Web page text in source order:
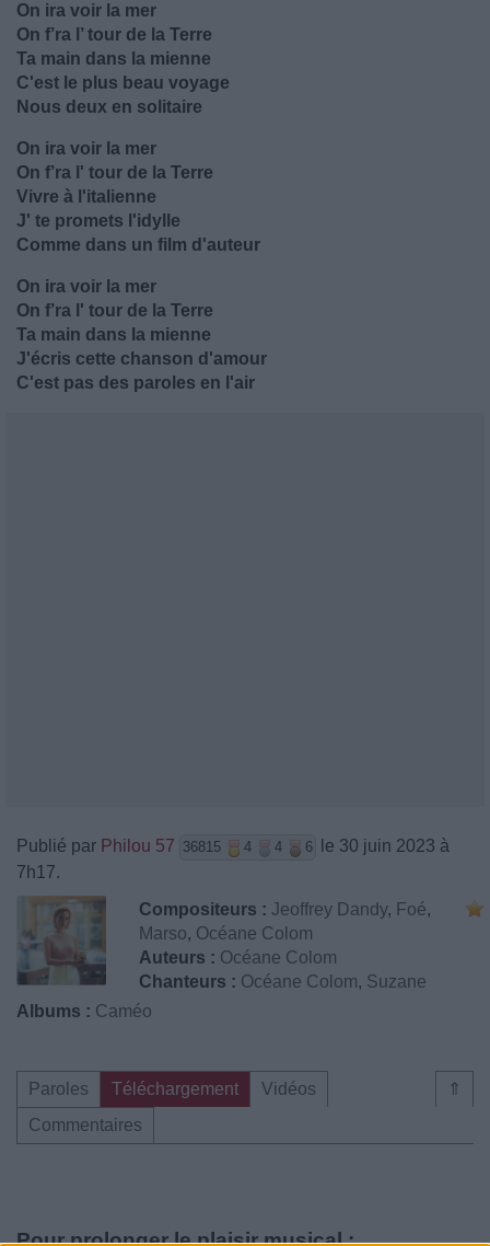
On ira voir la mer
On f’ra l’ tour de la Terre
Ta main dans la mienne
C'est le plus beau voyage
Nous deux en solitaire
On ira voir la mer
On f’ra l' tour de la Terre
Vivre à l'italienne
J' te promets l'idylle
Comme dans un film d'auteur
On ira voir la mer
On f’ra l' tour de la Terre
Ta main dans la mienne
J'écris cette chanson d'amour
C'est pas des paroles en l'air
Publié par Philou 57 36815 4 4 6
le 30 juin 2023 à
7h17.
Compositeurs : Jeoffrey Dandy, Foé,
Marso, Océane Colom
Auteurs : Océane Colom
Chanteurs : Océane Colom, Suzane
Albums : Caméo
⇑
Paroles Téléchargement
Vidéos
Commentaires
Pour prolonger le plaisir musical :